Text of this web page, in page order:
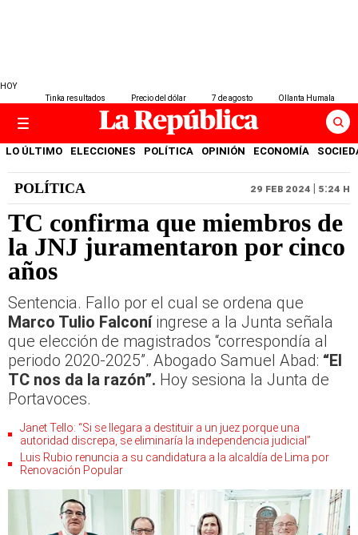
HOY
Tinka resultados
Precio del dólar 7 de agosto Ollanta Humala
LO ÚLTIMO ELECCIONES POLÍTICA OPINIÓN ECONOMÍA
POLÍTICA 29 FEB 2024 | 5:24 H
TC confirma que miembros de
la JNJ juramentaron por cinco
años
Sentencia. Fallo por el cual se ordena que
Marco Tulio Falconíingrese a la Junta señala
que elección de magistrados “correspondía al
periodo 2020-2025”. Abogado Samuel Abad: “El
TC nos da la razón”. Hoy sesiona la Junta de
Portavoces.
Janet Tello: “Si se llegara a destituir a un juez porque una
autoridad discrepa, se eliminaría la independencia judicial”
Luis Rubio renuncia a su candidatura a la alcaldía de Lima por
Renovación Popular